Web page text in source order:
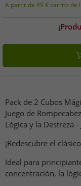
A partir de 49 € carrito de
Pack de 2 Cubos
Juego de
Lógica y la Destreza
¡Redescubre el
Ideal para
concentración, la